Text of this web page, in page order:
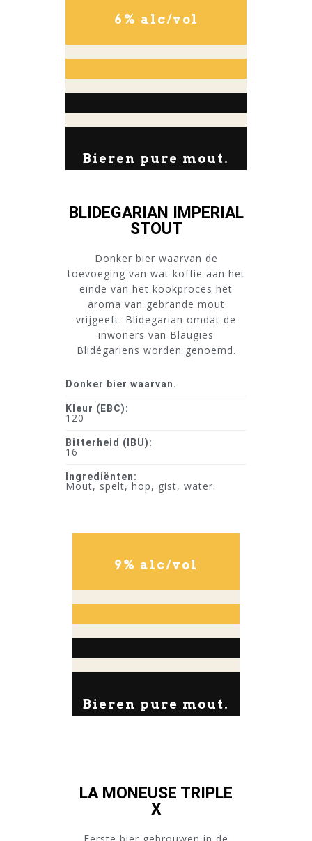
6% alc/vol
Bieren pure mout.
9% alc/vol
Bieren pure mout.
BLIDEGARIAN IMPERIAL
STOUT
Donker bier waarvan de
toevoeging van wat koffie aan het
einde van het kookproces het
aroma van gebrande mout
vrijgeeft. Blidegarian omdat de
inwoners van Blaugies
Blidégariens worden genoemd.
Donker bier waarvan.
Kleur (EBC):
120
Bitterheid (IBU):
16
Ingrediënten:
Mout, spelt, hop, gist, water.
LA MONEUSE TRIPLE
X